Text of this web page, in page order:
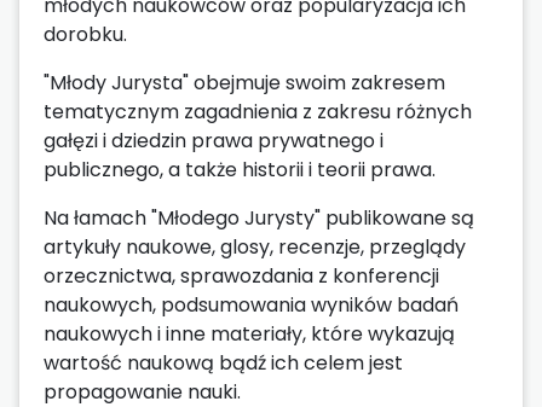
dorobku.
"Młody Jurysta" obejmuje swoim zakresem
tematycznym zagadnienia z zakresu różnych
gałęzi i dziedzin prawa prywatnego i
publicznego, a także historii i teorii prawa.
Na łamach "Młodego Jurysty" publikowane są
artykuły naukowe, glosy, recenzje, przeglądy
orzecznictwa, sprawozdania z konferencji
naukowych, podsumowania wyników badań
naukowych i inne materiały, które wykazują
wartość naukową bądź ich celem jest
propagowanie nauki.